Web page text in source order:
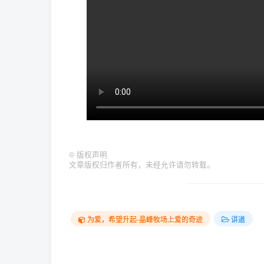
© 版权声明
文章版权归作者所有，未经允许请勿转载。
为爱，希望升起-晶峰牧场上爱的奇迹 讲道